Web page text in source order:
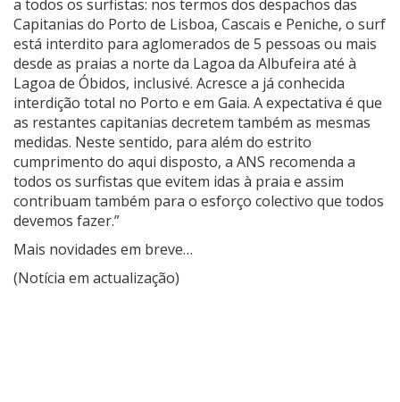
a todos os surfistas: nos termos dos despachos das
Capitanias do Porto de Lisboa, Cascais e Peniche, o surf
está interdito para aglomerados de 5 pessoas ou mais
desde as praias a norte da Lagoa da Albufeira até à
Lagoa de Óbidos, inclusivé. Acresce a já conhecida
interdição total no Porto e em Gaia. A expectativa é que
as restantes capitanias decretem também as mesmas
medidas. Neste sentido, para além do estrito
cumprimento do aqui disposto, a ANS recomenda a
todos os surfistas que evitem idas à praia e assim
contribuam também para o esforço colectivo que todos
devemos fazer.”
Mais novidades em breve…
(Notícia em actualização)